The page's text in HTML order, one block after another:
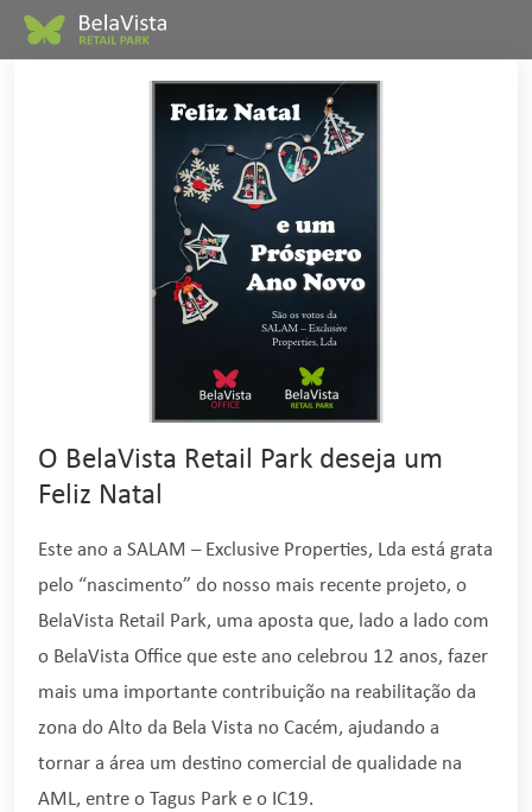
O BelaVista Retail Park deseja um
Feliz Natal
Este ano a SALAM – Exclusive Properties, Lda está grata
pelo “nascimento” do nosso mais recente projeto, o
BelaVista Retail Park, uma aposta que, lado a lado com
o BelaVista Office que este ano celebrou 12 anos, fazer
mais uma importante contribuição na reabilitação da
zona do Alto da Bela Vista no Cacém, ajudando a
tornar a área um destino comercial de qualidade na
AML, entre o Tagus Park e o IC19.